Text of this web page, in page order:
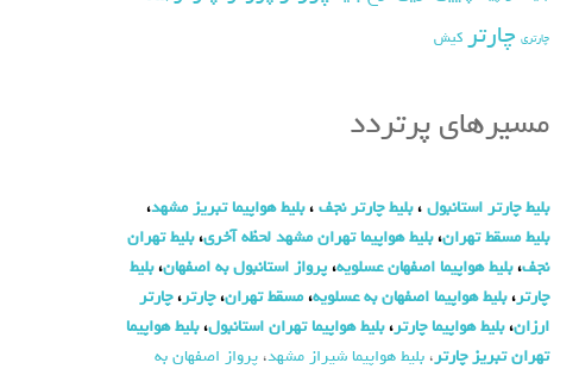
چارتری چارتر کیش
مسیرهای پرتردد
بلیط چارتر استانبول ،بلیط چارتر نجف ،بلیط هواپیما تبریز مشهد،
بلیط مسقط تهران،بلیط هواپیما تهران مشهد لحظه آخری،بلیط تهران
نجف،بلیط هواپیما اصفهان عسلویه، پرواز استانبول به اصفهان،بلیط
چارتر،بلیط هواپیما اصفهان به عسلویه،مسقط تهران،چارتر،چارتر
ارزان،بلیط هواپیما چارتر،بلیط هواپیما تهران استانبول،بلیط هواپیما
تهران تبریز چارتر ، بلیط هواپیما شیراز مشهد، پرواز اصفهان به